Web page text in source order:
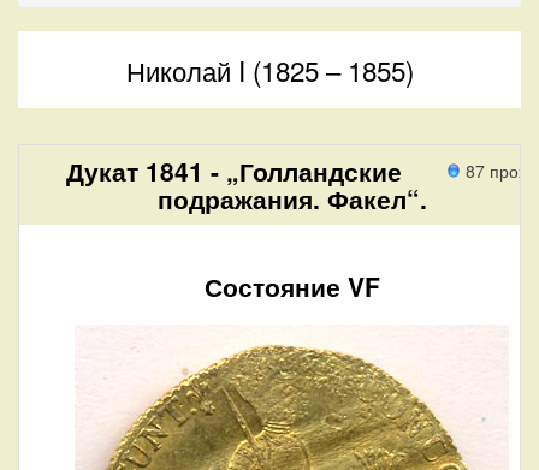
Николай I (1825 – 1855)
87
Дукат 1841 - „Голландские
подражания. Факел“.
Состояние VF